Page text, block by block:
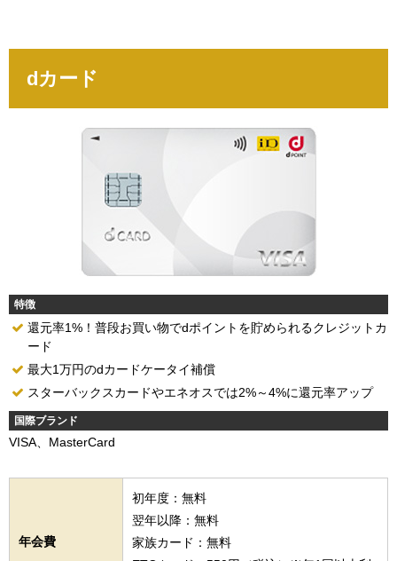
dカード
特徴
還元率1%！普段お買い物でdポイントを貯められるクレジットカ
ード
最大1万円のdカードケータイ補償
スターバックスカードやエネオスでは2%～4%に還元率アップ
国際ブランド
VISA、MasterCard
年会費
初年度：無料
翌年以降：無料
家族カード：無料